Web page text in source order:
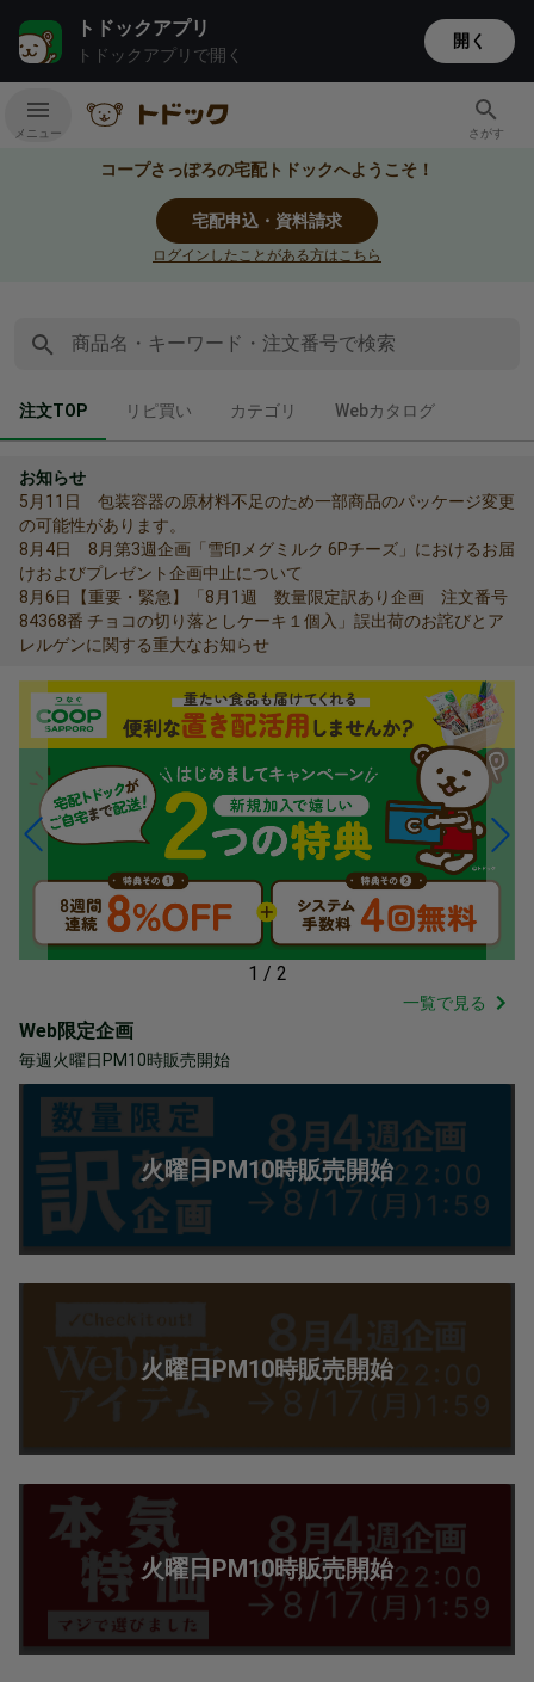
トドックアプリ
トドックアプリで開く
開く
メニュー さがす
コープさっぽろの宅配トドックへようこそ！
ログインしたことがある方はこちら
宅配申込・資料請求
商品名・キーワード・注文番号で検索
ちゅうもんとっぷ選択中
注文TOP りぴがい
リピ買い かてごり
カテゴリ うぇぶかたろぐ
Webカタログ
お知らせ
5月11日 包装容器の原材料不足のため一部商品のパッケージ変更
の可能性があります。
8月4日 8月第3週企画「雪印メグミルク 6Pチーズ」におけるお届
けおよびプレゼント企画中止について
8月6日【重要・緊急】「8月1週 数量限定訳あり企画 注文番号
84368番 チョコの切り落としケーキ１個入」誤出荷のお詫びとア
レルゲンに関する重大なお知らせ
1 / 2
一覧で見る
Web限定企画
毎週火曜日PM10時販売開始
火曜日PM10時販売開始
火曜日PM10時販売開始
火曜日PM10時販売開始